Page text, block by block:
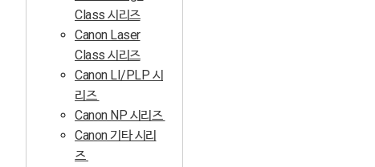
Class 시리즈
Canon Laser
Class 시리즈
Canon LI/PLP 시
리즈
Canon NP 시리즈
Canon 기타 시리
즈